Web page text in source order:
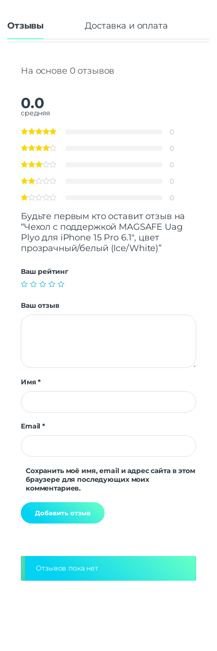
Отзывы Доставка и оплата
На основе 0 отзывов
0.0
средняя
0
0
0
0
0
Будьте первым кто оставит отзыв на
“Чехол с поддержкой MAGSAFE Uag
Plyo для iPhone 15 Pro 6.1″, цвет
прозрачный/белый (Ice/White)”
Ваш рейтинг
Ваш отзыв
Имя*
Email*
Сохранить моё имя, email и адрес сайта в этом
браузере для последующих моих
комментариев.
Отзывов пока нет